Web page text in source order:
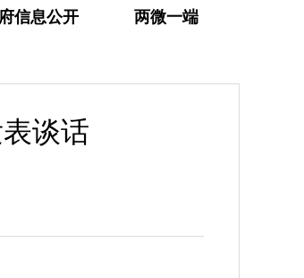
信息公开 两微一端
谈话